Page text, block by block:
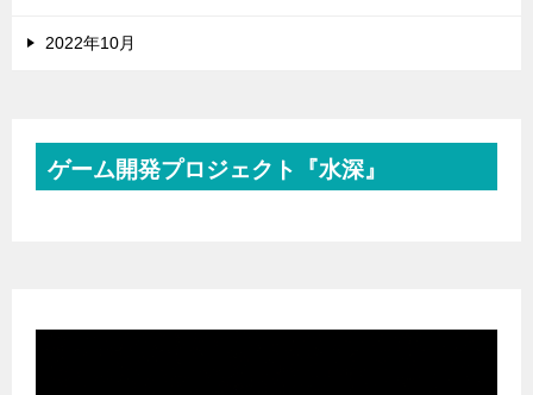
2022年10月
ゲーム開発プロジェクト『水深』